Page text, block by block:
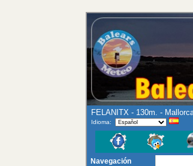
FELANITX - 130m. -
Idioma:
Navegación